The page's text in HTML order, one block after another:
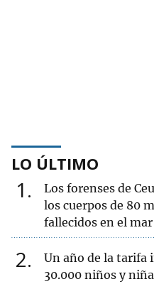
LO ÚLTIMO
1
Los forenses de
los cuerpos de 80
fallecidos en el mar
2
Un año de la tarifa
30.000 niños y